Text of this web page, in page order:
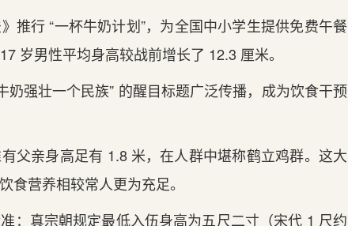
推行 “一杯牛奶计划”，为全国中小学生提供免费午餐
岁男性平均身高较战前增长了 12.3 厘米。
奶强壮一个民族” 的醒目标题广泛传播，成为饮食干预
父亲身高足有 1.8 米，在人群中堪称鹤立鸡群。这大
食营养相较常人更为充足。
：真宗朝规定最低入伍身高为五尺二寸（宋代 1 尺约